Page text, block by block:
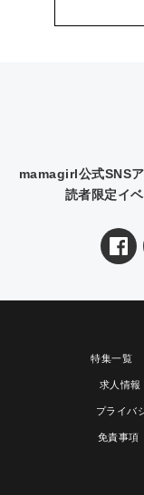
mamagirl公式SNS
読者限定イ
特集一覧
求人情報
プライバ
免責事項